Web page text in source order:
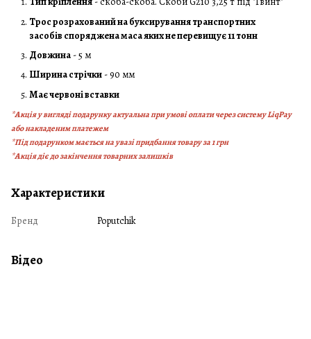
Трос розрахований на буксирування транспортних
засобів споряджена маса яких не перевищує 11 тонн
Довжина - 5 м
Ширина стрічки - 90 мм
Має червоні вставки
*Акція у вигляді подарунку актуальна при умові оплати через систему LiqPay
або накладеним платежем
*Під подарунком мається на увазі придбання товару за 1 грн
*Акція діє до закінчення товарних залишків
Характеристики
Бренд Poputchik
Відео